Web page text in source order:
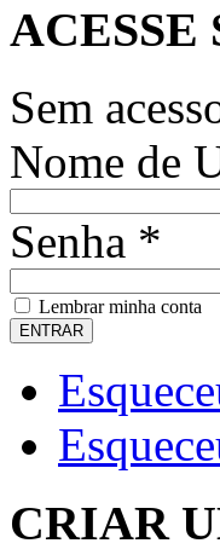
ACESSE
Sem
Nome de
Senha *
Lembrar minha conta
CRIAR